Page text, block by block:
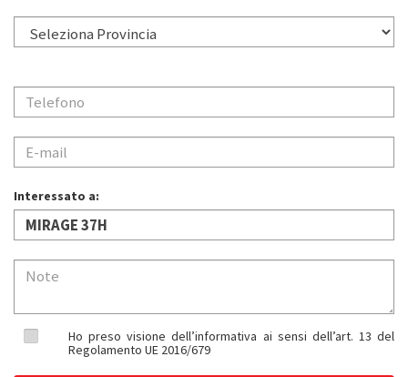
Interessato a:
Ho preso visione dell’informativa ai sensi dell’art. 13 del
Regolamento UE 2016/679